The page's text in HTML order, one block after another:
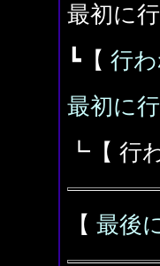
最初に
┗【 行
最初に
┗【 行
【 最後